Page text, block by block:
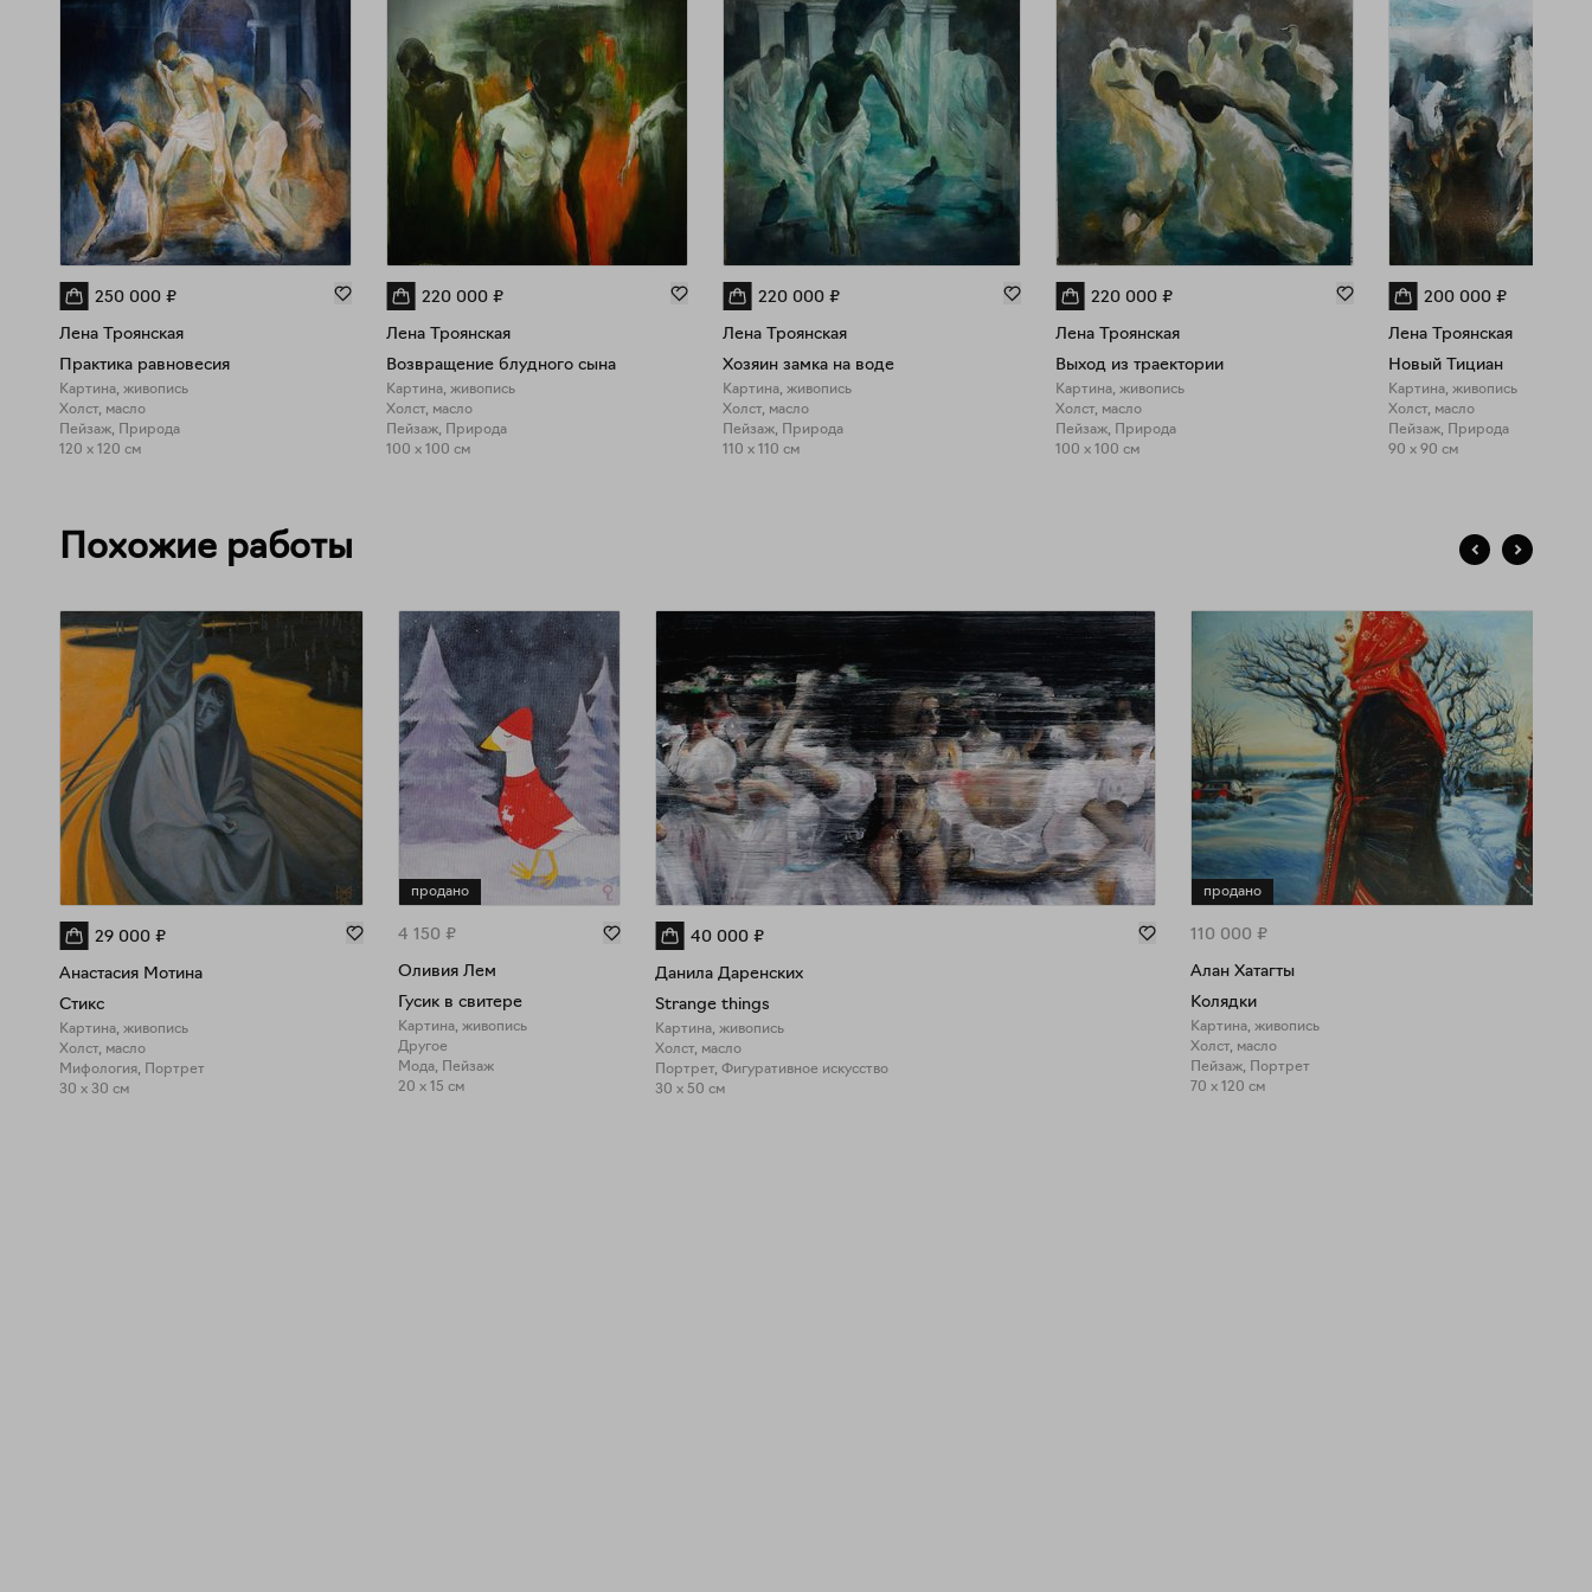
250 000 ₽
Лена Троянская
Практика равновесия
Картина, живопись
Холст, масло
Пейзаж, Природа
120 x 120 см
220 000 ₽
Лена Троянская
Возвращение блудного сына
Картина, живопись
Холст, масло
Пейзаж, Природа
100 x 100 см
220 000 ₽
Лена Троянская
Хозяин замка на воде
Картина, живопись
Холст, масло
Пейзаж, Природа
110 x 110 см
220 000 ₽
Лена Троянская
Выход из траектории
Картина, живопись
Холст, масло
Пейзаж, Природа
100 x 100 см
200 000 ₽
Лена Троянская
Новый Тициан
Картина, живопись
Холст, масло
Пейзаж, Природа
90 x 90 см
Похожие работы
29 000 ₽
Анастасия Мотина
Стикс
Картина, живопись
Холст, масло
Мифология, Портрет
30 x 30 см
продано
4 150 ₽
Оливия Лем
Гусик в свитере
Картина, живопись
Другое
Мода, Пейзаж
20 x 15 см
40 000 ₽
Данила Даренских
Strange things
Картина, живопись
Холст, масло
Портрет, Фигуративное искусство
30 x 50 см
продано
110 000 ₽
Алан Хатагты
Колядки
Картина, живопись
Холст, масло
Пейзаж, Портрет
70 x 120 см